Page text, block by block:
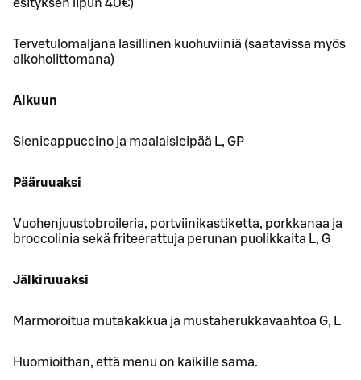
esityksen lipun 40€)
Tervetulomaljana lasillinen kuohuviiniä (saatavissa myös
alkoholittomana)
Alkuun
Sienicappuccino ja maalaisleipää L, GP
Pääruuaksi
Vuohenjuustobroileria, portviinikastiketta, porkkanaa ja
broccolinia sekä friteerattuja perunan puolikkaita L, G
Jälkiruuaksi
Marmoroitua mutakakkua ja mustaherukkavaahtoa G, L
Huomioithan, että menu on kaikille sama.